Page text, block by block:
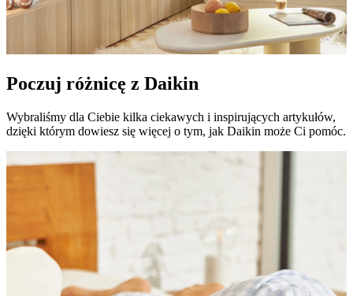
Poczuj różnicę z Daikin
Wybraliśmy dla Ciebie kilka ciekawych i inspirujących artykułów,
dzięki którym dowiesz się więcej o tym, jak Daikin może Ci pomóc.